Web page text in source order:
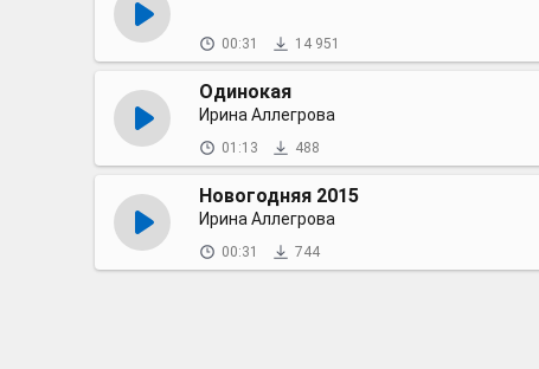
00:31 14 951
Одинокая
Ирина Аллегрова
01:13 488
Новогодняя 2015
Ирина Аллегрова
00:31 744